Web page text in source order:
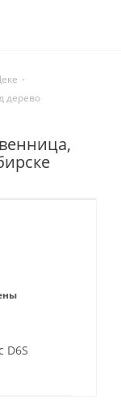
-
дерево
D6S